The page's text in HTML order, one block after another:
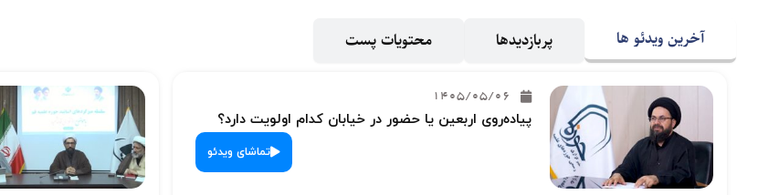
آخرین ویدئو ها پربازدیدها محتویات پست
1405/05/06
پیاده‌روی اربعین یا حضور در خیابان کدام اولویت دارد؟
تماشای ویدئو